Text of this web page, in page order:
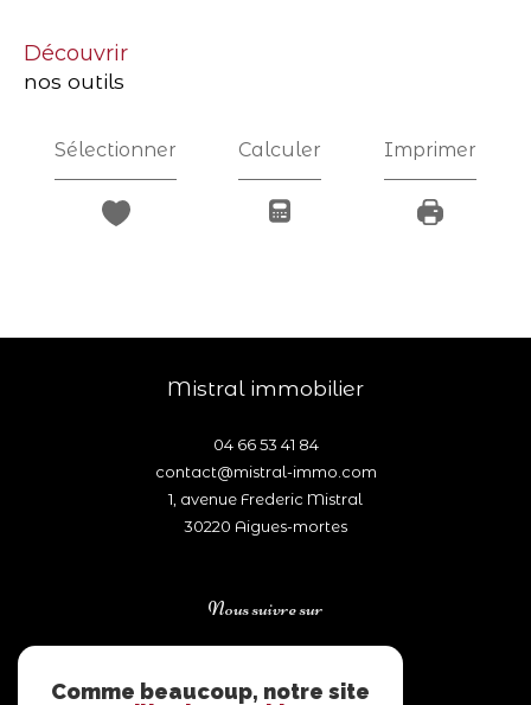
découvrir
nos outils
Sélectionner Calculer Imprimer
mistral immobilier
04 66 53 41 84
contact@mistral-immo.com
1, avenue Frederic Mistral
30220
aigues-mortes
Nous suivre sur
Comme beaucoup, notre site